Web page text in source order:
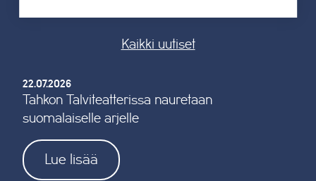
Kaikki uutiset
22.07.2026
Tahkon Talviteatterissa nauretaan
suomalaiselle arjelle
Lue lisää